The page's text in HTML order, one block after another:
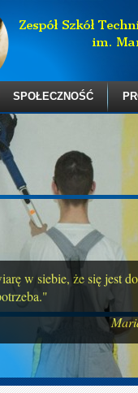
w siebie, że się jest
SPOŁECZNOŚĆ